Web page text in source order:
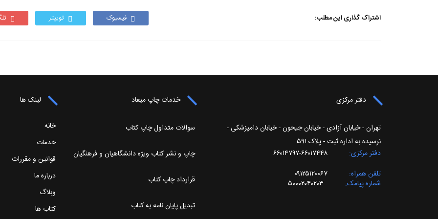
اشتراک گذاری این مطلب: فیسبوک توییتر
دفتر مرکزی
تهران - خیابان آزادی - خیابان جیحون - خیابان دامپزشکی -
نرسیده به اداره ثبت - پلاک ۵۹۱
دفتر مرکزی
۶۶۰۱۷۴۴۸-۶۶۰۱۴۷۹۷
تلفن همراه
۰۹۱۲۵۱۲۰۰۶۷
شماره پیامک
۵۰۰۰۲۰۴۰۲۰۳
خدمات چاپ میعاد
سوالات متداول چاپ کتاب
چاپ و نشر کتاب ویژه دانشگاهیان و فرهنگیان
قرارداد چاپ کتاب
تبدیل پایان نامه به کتاب
لینک ها
خانه
خدمات
قوانین و مقررات
درباره ما
وبلاگ
کتاب ها